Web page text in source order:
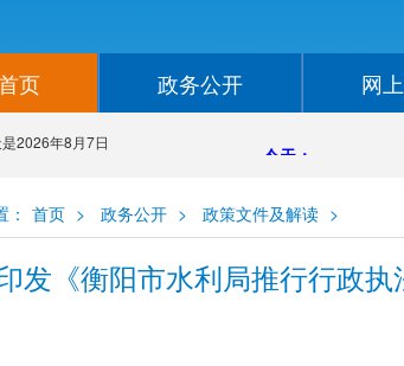
页 政务公开 网
2026年8月7日
： 首页 > 政务公开 > 政策文件及解读 >
发《衡阳市水利局推行行政